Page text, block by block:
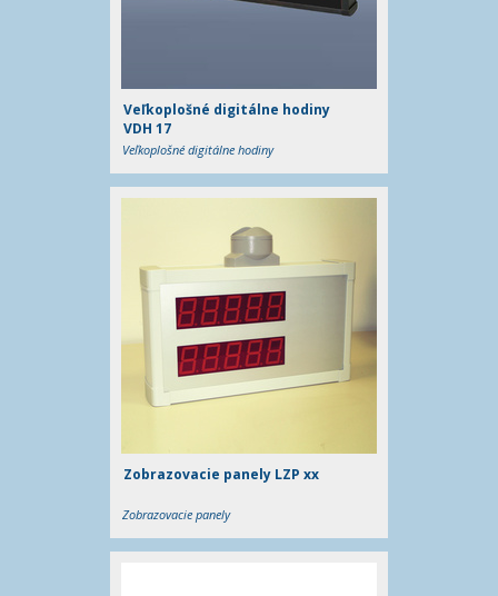
Veľkoplošné digitálne hodiny
VDH 17
Veľkoplošné digitálne hodiny
Zobrazovacie panely LZP xx
Zobrazovacie panely